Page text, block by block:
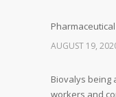
AUGUST 19,
Biovalys being
workers and